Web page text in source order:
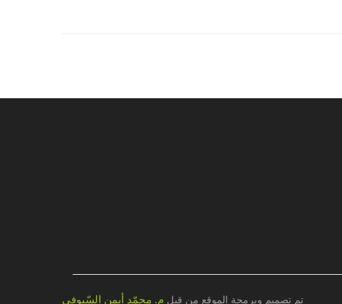
تم تصميم وبرمجة الموقع من قبل م. محمّد أيمن السّيوفي